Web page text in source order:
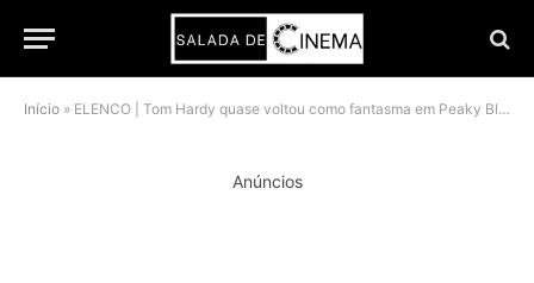
Início » ELENCO | Tom Hardy quase voltou como fantasma em Peaky Blinders: O Homem Imortal, revela Steven Knight
Anúncios